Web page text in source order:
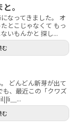
。
なってきました。 オ
とこじゃなくて もっ
いもんかと 探し...
む
どんどん新芽が出て
も、最近この「クワズ
＿...
む